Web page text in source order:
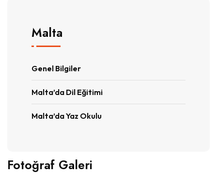
Malta
Genel Bilgiler
Malta’da Dil Eğitimi
Malta’da Yaz Okulu
Fotoğraf Galeri